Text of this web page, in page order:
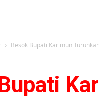
Besok Bupati Karimun